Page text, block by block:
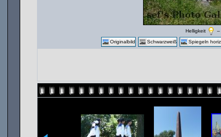
Helligkeit
–
Originalbild
Schwarzweiß Spiegeln